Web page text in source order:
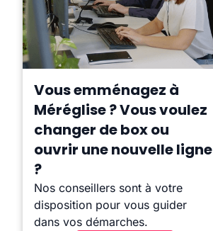
Vous emménagez à
Méréglise ? Vous voulez
changer de box ou
ouvrir une nouvelle ligne
?
Nos conseillers sont à votre
disposition pour vous guider
dans vos démarches.